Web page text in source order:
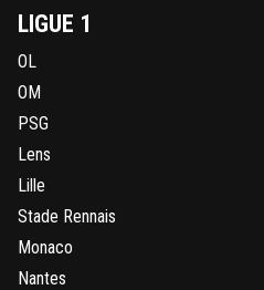
LIGUE 1
OL
OM
PSG
Lens
Lille
Stade Rennais
Monaco
Nantes